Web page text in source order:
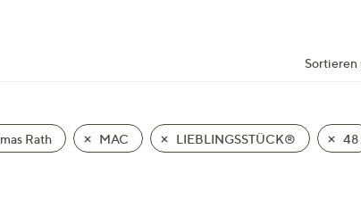
Sortieren
Rath MAC LIEBLINGSSTÜCK® 48